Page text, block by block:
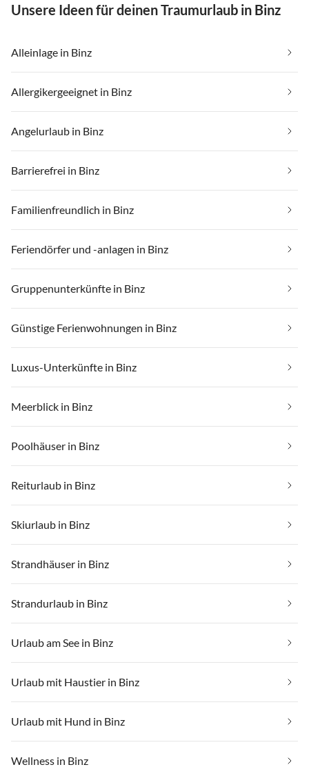
Unsere Ideen für deinen Traumurlaub in Binz
Alleinlage in Binz
Allergikergeeignet in Binz
Angelurlaub in Binz
Barrierefrei in Binz
Familienfreundlich in Binz
Feriendörfer und -anlagen in Binz
Gruppenunterkünfte in Binz
Günstige Ferienwohnungen in Binz
Luxus-Unterkünfte in Binz
Meerblick in Binz
Poolhäuser in Binz
Reiturlaub in Binz
Skiurlaub in Binz
Strandhäuser in Binz
Strandurlaub in Binz
Urlaub am See in Binz
Urlaub mit Haustier in Binz
Urlaub mit Hund in Binz
Wellness in Binz